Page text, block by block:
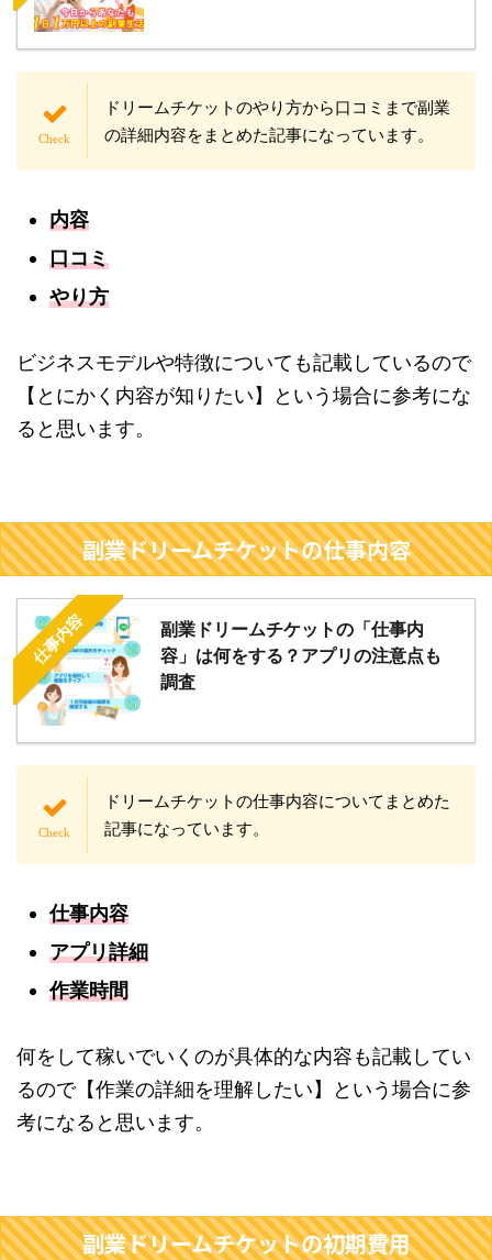
ドリームチケットのやり方から口コミまで副業
の詳細内容をまとめた記事になっています。
内容
口コミ
やり方
ビジネスモデルや特徴についても記載しているので
【とにかく内容が知りたい】という場合に参考にな
ると思います。
副業ドリームチケットの仕事内容
仕事内容
副業ドリームチケットの「仕事内
容」は何をする？アプリの注意点も
調査
ドリームチケットの仕事内容についてまとめた
記事になっています。
仕事内容
アプリ詳細
作業時間
何をして稼いでいくのが具体的な内容も記載してい
るので【作業の詳細を理解したい】という場合に参
考になると思います。
副業ドリームチケットの初期費用